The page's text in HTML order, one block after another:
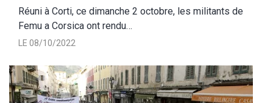
Réuni à Corti, ce dimanche 2 octobre, les militants de
Femu a Corsica ont rendu…
LE 08/10/2022